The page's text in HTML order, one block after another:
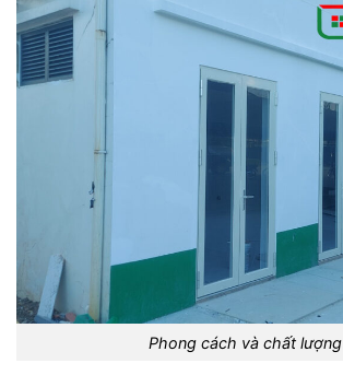
Phong cách và chất lượng